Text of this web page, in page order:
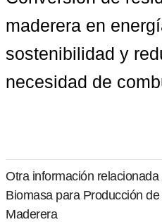
maderera en
sostenibilidad y
necesidad de
Otra información
Biomasa para Producción
Maderera